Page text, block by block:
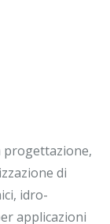
progettazione,
di
idro-
applicazioni